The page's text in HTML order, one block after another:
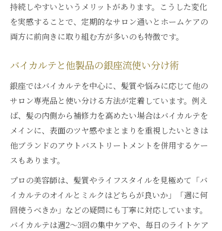
持続しやすいというメリットがあります。こうした変化
を実感することで、定期的なサロン通いとホームケアの
両方に前向きに取り組む方が多いのも特徴です。
バイカルテと他製品の銀座流使い分け術
銀座ではバイカルテを中心に、髪質や悩みに応じて他の
サロン専売品と使い分ける方法が定着しています。例え
ば、髪の内側から補修力を高めたい場合はバイカルテを
メインに、表面のツヤ感やまとまりを重視したいときは
他ブランドのアウトバストリートメントを併用するケー
スもあります。
プロの美容師は、髪質やライフスタイルを見極めて「バ
イカルテのオイルとミルクはどちらが良いか」「週に何
回使うべきか」などの疑問にも丁寧に対応しています。
バイカルテは週2〜3回の集中ケアや、毎日のライトケア